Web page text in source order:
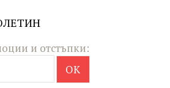
и отстъпки: